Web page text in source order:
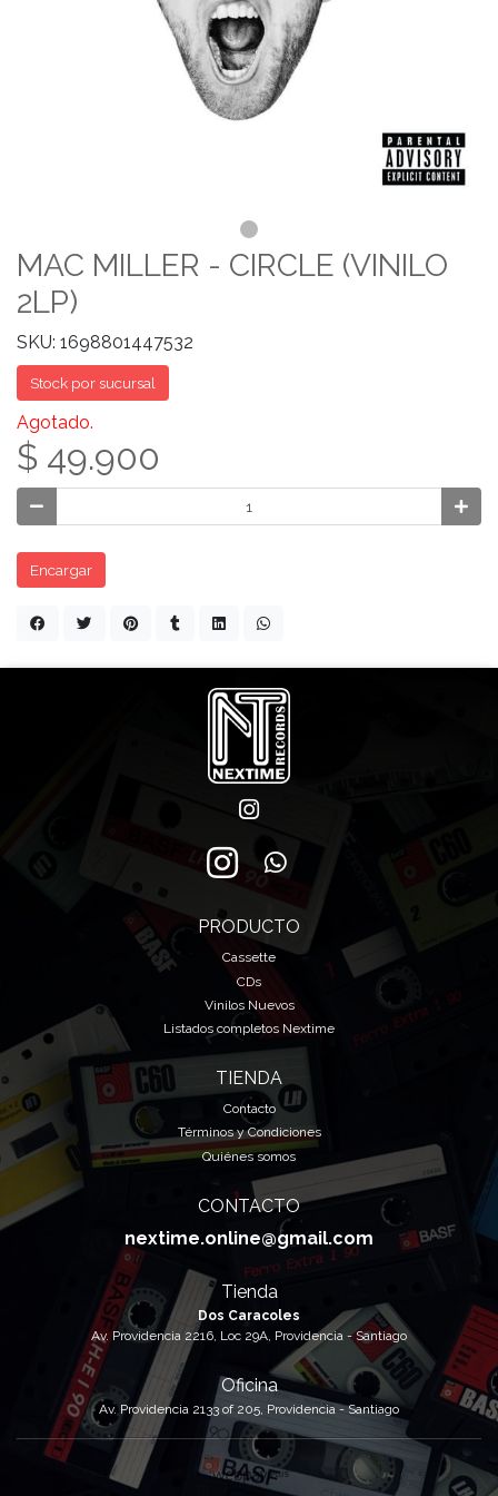
MAC MILLER - CIRCLE (VINILO
2LP)
SKU: 1698801447532
Stock por sucursal
Agotado.
$ 49.900
Encargar
PRODUCTO
Cassette
CDs
Vinilos Nuevos
Listados completos Nextime
TIENDA
Contacto
Términos y Condiciones
Quiénes somos
CONTACTO
nextime.online@gmail.com
Tienda
Dos Caracoles
Av. Providencia 2216, Loc 29A, Providencia - Santiago
Oficina
Av. Providencia 2133 of 205, Providencia - Santiago